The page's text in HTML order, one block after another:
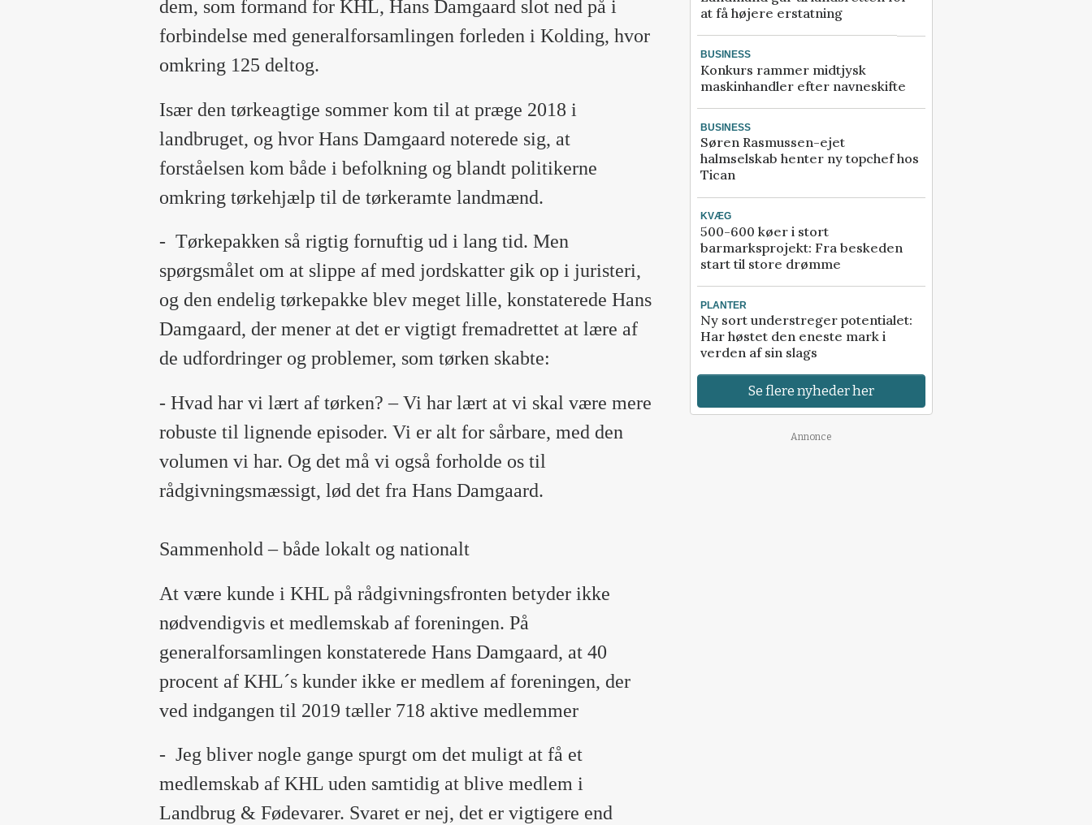
dem, som formand for KHL, Hans Damgaard slot ned på i
forbindelse med generalforsamlingen forleden i Kolding, hvor
omkring 125 deltog.
Især den tørkeagtige sommer kom til at præge 2018 i
landbruget, og hvor Hans Damgaard noterede sig, at
forståelsen kom både i befolkning og blandt politikerne
omkring tørkehjælp til de tørkeramte landmænd.
- Tørkepakken så rigtig fornuftig ud i lang tid. Men
spørgsmålet om at slippe af med jordskatter gik op i juristeri,
og den endelig tørkepakke blev meget lille, konstaterede Hans
Damgaard, der mener at det er vigtigt fremadrettet at lære af
de udfordringer og problemer, som tørken skabte:
- Hvad har vi lært af tørken? – Vi har lært at vi skal være mere
robuste til lignende episoder. Vi er alt for sårbare, med den
volumen vi har. Og det må vi også forholde os til
rådgivningsmæssigt, lød det fra Hans Damgaard.
Sammenhold – både lokalt og nationalt
At være kunde i KHL på rådgivningsfronten betyder ikke
nødvendigvis et medlemskab af foreningen. På
generalforsamlingen konstaterede Hans Damgaard, at 40
procent af KHL´s kunder ikke er medlem af foreningen, der
ved indgangen til 2019 tæller 718 aktive medlemmer
- Jeg bliver nogle gange spurgt om det muligt at få et
medlemskab af KHL uden samtidig at blive medlem i
Landbrug & Fødevarer. Svaret er nej, det er vigtigere end
at få højere erstatning
BUSINESS
Konkurs rammer midtjysk
maskinhandler efter navneskifte
BUSINESS
Søren Rasmussen-ejet
halmselskab henter ny topchef hos
Tican
KVÆG
500-600 køer i stort
barmarksprojekt: Fra beskeden
start til store drømme
PLANTER
Ny sort understreger potentialet:
Har høstet den eneste mark i
verden af sin slags
Se flere nyheder her
Annonce